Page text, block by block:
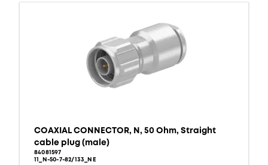
COAXIAL CONNECTOR, N, 50 Ohm, Straight
cable plug (male)
84081597
11_N-50-7-82/133_NE